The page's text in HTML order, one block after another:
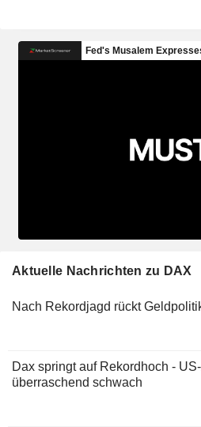
Aktuelle Nachrichten zu DAX
Nach Rekordjagd rückt
Dax springt auf Rekordhoch -
überraschend schwach